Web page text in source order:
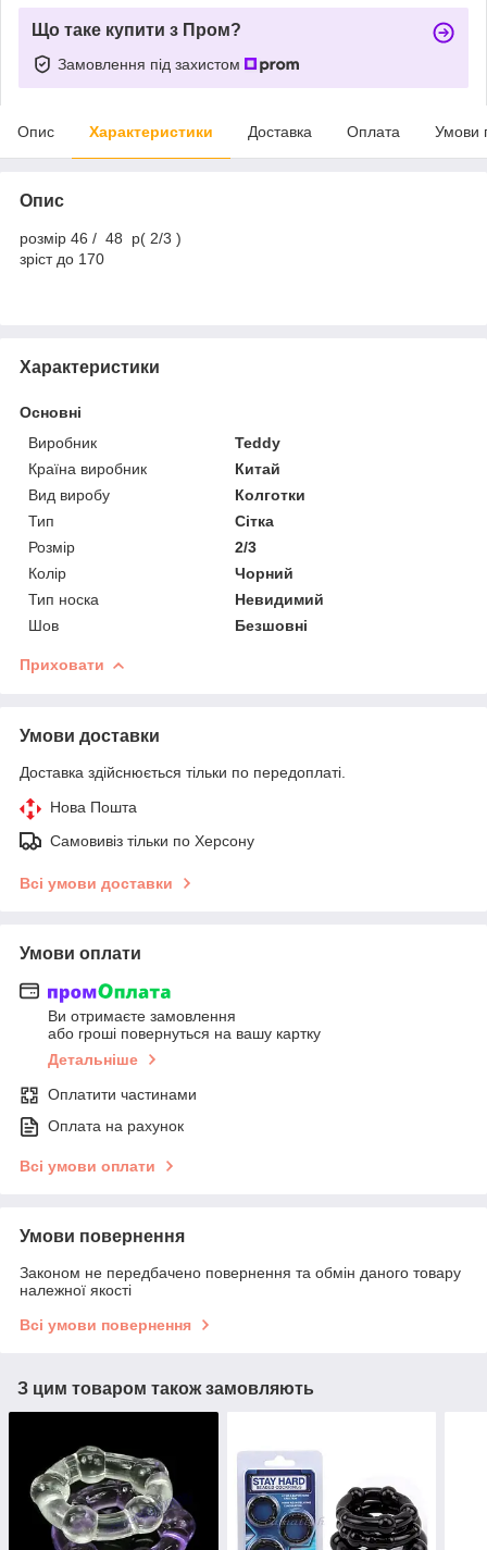
Що таке купити з Пром?
Замовлення під захистом
Опис Характеристики Доставка Оплата Умови
Опис
розмір 46 / 48 р( 2/3 )
зріст до 170
Характеристики
Основні
Виробник
Teddy
Країна виробник
Китай
Вид виробу
Колготки
Тип
Сітка
Розмір
2/3
Колір
Чорний
Тип носка
Невидимий
Шов
Безшовні
Приховати
Умови доставки
Доставка здійснюється тільки по передоплаті.
Нова Пошта
Самовивіз тільки по Херсону
Всі умови доставки
Умови оплати
Ви отримаєте замовлення
або гроші повернуться на вашу картку
Детальніше
Оплатити частинами
Оплата на рахунок
Всі умови оплати
Умови повернення
Законом не передбачено повернення та обмін даного товару
належної якості
Всі умови повернення
З цим товаром також замовляють